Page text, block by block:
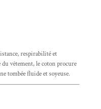
respirabilité et
vêtement, le coton procure
tombée fluide et soyeuse.